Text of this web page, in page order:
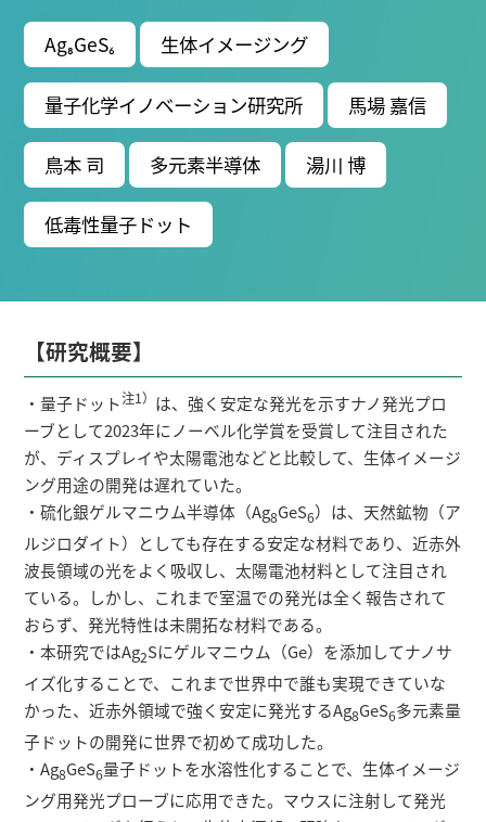
Research VIDEOS
Researchers' VOICE
Links
名古屋大学
名古屋大学基金
Ag₈GeS₆ 生体イメージング
量子化学イノベーション研究所 馬場 嘉信
鳥本 司 多元素半導体 湯川 博
低毒性量子ドット
【研究概要】
・量子ドット注1） は、強く安定な発光を示すナノ発光プロ
ーブとして2023年にノーベル化学賞を受賞して注目された
が、ディスプレイや太陽電池などと比較して、生体イメージ
ング用途の開発は遅れていた。
・硫化銀ゲルマニウム半導体（Ag8GeS6）は、天然鉱物（ア
ルジロダイト）としても存在する安定な材料であり、近赤外
波長領域の光をよく吸収し、太陽電池材料として注目され
ている。しかし、これまで室温での発光は全く報告されて
おらず、発光特性は未開拓な材料である。
・本研究ではAg2Sにゲルマニウム（Ge）を添加してナノサ
イズ化することで、これまで世界中で誰も実現できていな
かった、近赤外領域で強く安定に発光するAg8GeS6多元素量
子ドットの開発に世界で初めて成功した。
・Ag8GeS6量子ドットを水溶性化することで、生体イメージ
ング用発光プローブに応用できた。マウスに注射して発光